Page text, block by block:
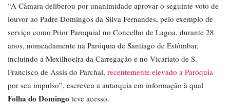
“A Câmara deliberou por unanimidade aprovar o seguinte voto de
louvor ao Padre Domingos da Silva Fernandes, pelo exemplo de
serviço como Prior Paroquial no Concelho de Lagoa, durante 28
anos, nomeadamente na Paróquia de Santiago de Estômbar,
incluindo a Mexilhoeira da Carregação e no Vicariato de S.
Francisco de Assis do Parchal, recentemente elevado a Paróquia
por seu impulso”, escreveu a autarquia em informação à qual
Folha do Domingo teve acesso.